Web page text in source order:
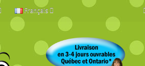
Français